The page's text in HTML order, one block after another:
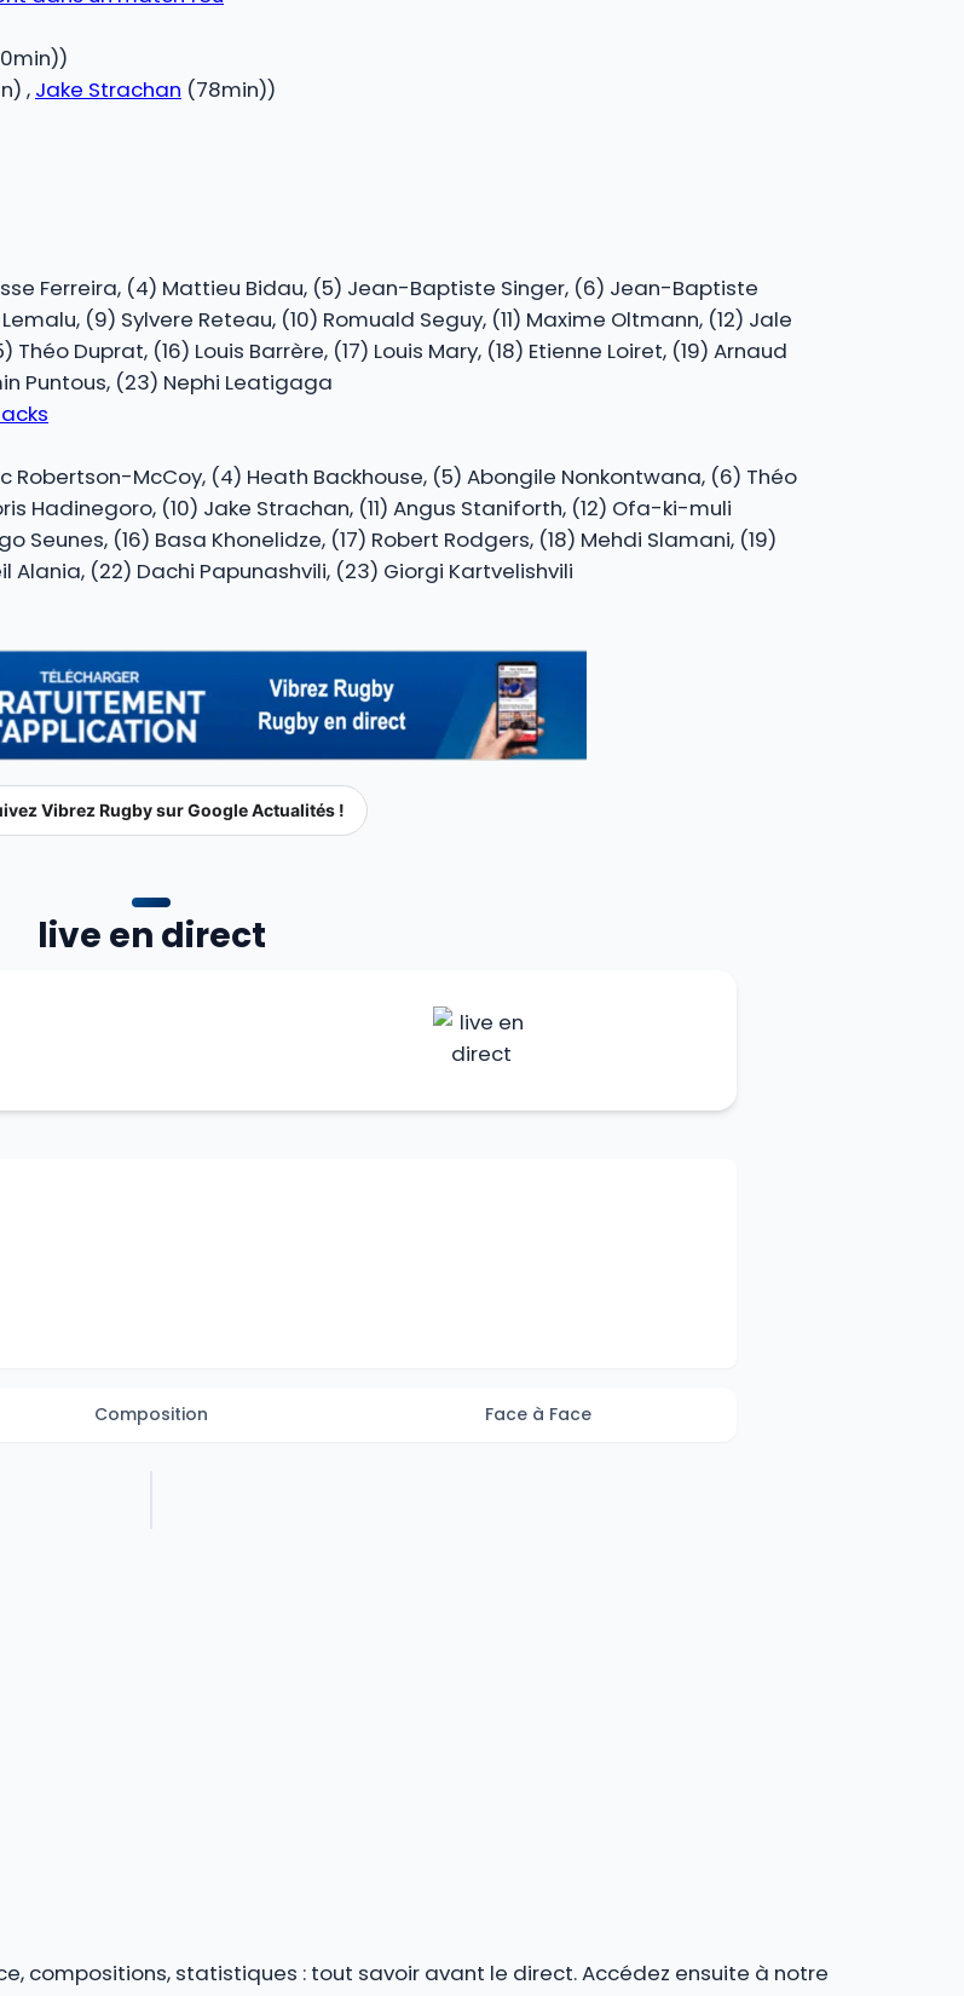
, Jake Strachan (78min))
Ferreira, (4) Mattieu Bidau, (5) Jean-Baptiste Singer, (6) Jean-Baptiste
(9) Sylvere Reteau, (10) Romuald Seguy, (11) Maxime Oltmann, (12) Jale
Duprat, (16) Louis Barrère, (17) Louis Mary, (18) Etienne Loiret, (19) Arnaud
Puntous, (23) Nephi Leatigaga
Robertson-McCoy, (4) Heath Backhouse, (5) Abongile Nonkontwana, (6) Théo
Hadinegoro, (10) Jake Strachan, (11) Angus Staniforth, (12) Ofa-ki-muli
Seunes, (16) Basa Khonelidze, (17) Robert Rodgers, (18) Mehdi Slamani, (19)
Alania, (22) Dachi Papunashvili, (23) Giorgi Kartvelishvili
Vibrez Rugby sur Google Actualités !
live en direct
Composition Face à Face
compositions, statistiques : tout savoir avant le direct. Accédez ensuite à notre